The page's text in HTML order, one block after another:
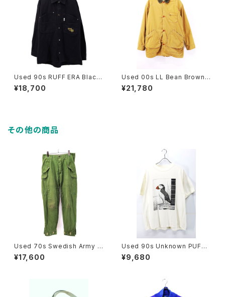
Used 90s RUFF ERA Black
Denim Gimmick Shirt Jack
et Size M 相当 古着
¥18,700
Used 00s LL Bean Brown
PRIMALOFT Liner Original
Field Hunting Jacket Size
¥21,780
その他の商品
Used 70s Swedish Army M
-59 Military Cargo Pants Si
ze W32 L30 古着
¥17,600
Used 90s Unknown PUFFI
N NUFFIN Both Side Animal
Art graphic T-Shirt Size XL
¥9,680